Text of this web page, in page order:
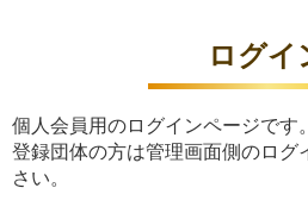
ログイ
個人会員用のログインページです。
登録団体の方は管理画面側のログ
さい。